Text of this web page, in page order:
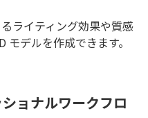
ライティング効果や質感
デルを作成できます。
ョナルワークフロ